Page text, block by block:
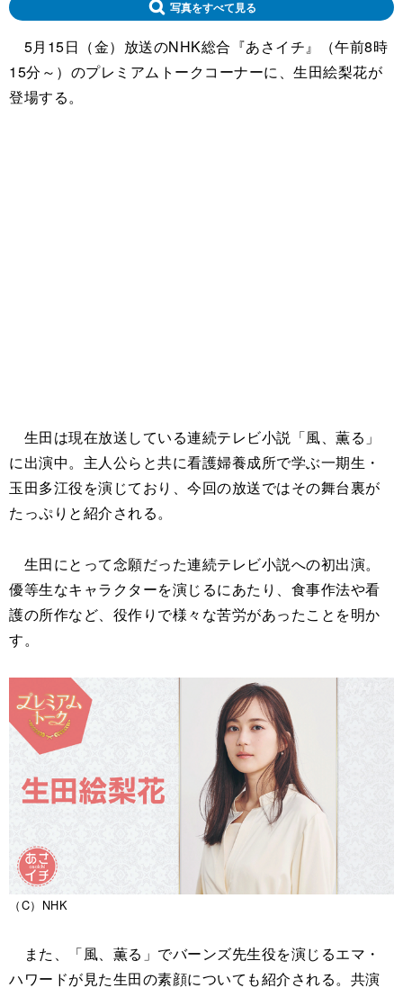
写真をすべて見る
5月15日（金）放送のNHK総合『あさイチ』（午前8時
15分～）のプレミアムトークコーナーに、生田絵梨花が
登場する。
生田は現在放送している連続テレビ小説「風、薫る」
に出演中。主人公らと共に看護婦養成所で学ぶ一期生・
玉田多江役を演じており、今回の放送ではその舞台裏が
たっぷりと紹介される。
生田にとって念願だった連続テレビ小説への初出演。
優等生なキャラクターを演じるにあたり、食事作法や看
護の所作など、役作りで様々な苦労があったことを明か
す。
（C）NHK
また、「風、薫る」でバーンズ先生役を演じるエマ・
ハワードが見た生田の素顔についても紹介される。共演